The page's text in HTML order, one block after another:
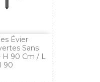
Évier
Sans
H 90 Cm / L
90